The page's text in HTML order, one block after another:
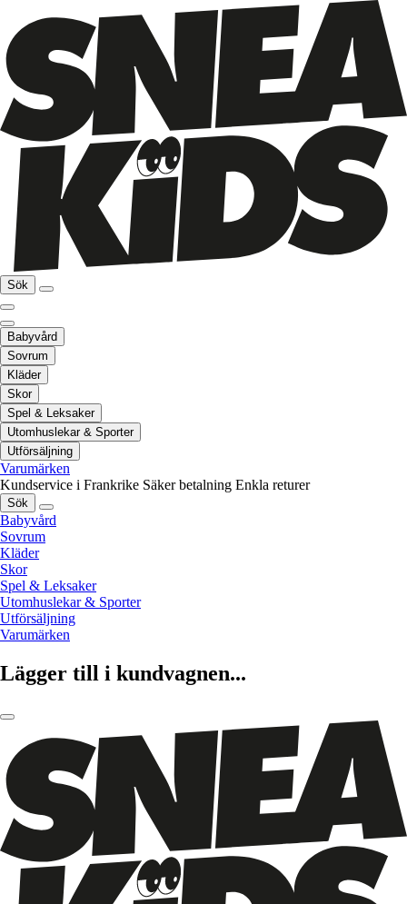
Sök
Babyvård
Sovrum
Kläder
Skor
Spel & Leksaker
Utomhuslekar & Sporter
Utförsäljning
Varumärken
Kundservice i Frankrike Säker betalning Enkla returer
Sök
Babyvård
Sovrum
Kläder
Skor
Spel & Leksaker
Utomhuslekar & Sporter
Utförsäljning
Varumärken
Lägger till i kundvagnen...